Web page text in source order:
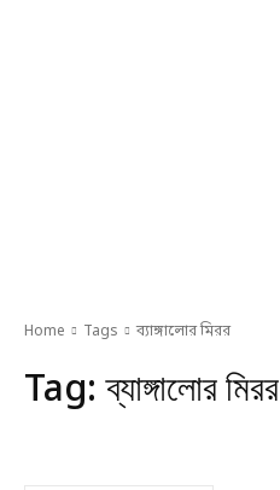
Home Tags ব্যাঙ্গালোর মিরর
Tag:ব্যাঙ্গালোর মিরর